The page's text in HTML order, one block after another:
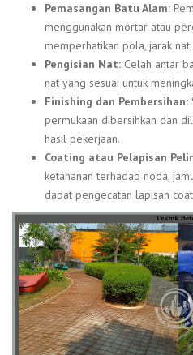
Pemasangan Batu Alam:
menggunakan mortar atau
memperhatikan pola, jarak
Pengisian Nat: Celah antar
nat yang sesuai untuk
Finishing dan Pembersihan:
permukaan dibersihkan dan
hasil pekerjaan.
Coating atau Pelapisan
ketahanan terhadap noda,
dapat pengecatan lapisan